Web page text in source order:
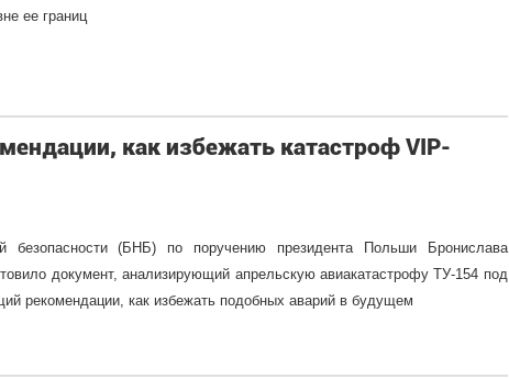
ее границ
как избежать катастроф VIP-
безопасности (БНБ) по поручению президента Польши Бронислава
документ, анализирующий апрельскую авиакатастрофу ТУ-154 под
рекомендации, как избежать подобных аварий в будущем